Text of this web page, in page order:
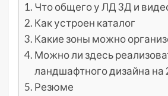
Что общего у ЛД 3Д и
Как устроен каталог
Какие зоны можно
Можно ли здесь
ландшафтного дизайна на
Резюме